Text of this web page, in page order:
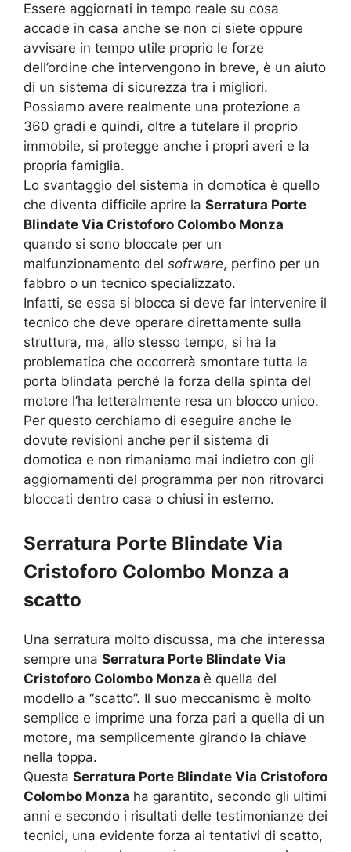
Essere aggiornati in tempo reale su cosa
accade in casa anche se non ci siete oppure
avvisare in tempo utile proprio le forze
dell’ordine che intervengono in breve, è un aiuto
di un sistema di sicurezza tra i migliori.
Possiamo avere realmente una protezione a
360 gradi e quindi, oltre a tutelare il proprio
immobile, si protegge anche i propri averi e la
propria famiglia.
Lo svantaggio del sistema in domotica è quello
che diventa difficile aprire la Serratura Porte
Blindate Via Cristoforo Colombo Monza
quando si sono bloccate per un
malfunzionamento del software, perfino per un
fabbro o un tecnico specializzato.
Infatti, se essa si blocca si deve far intervenire il
tecnico che deve operare direttamente sulla
struttura, ma, allo stesso tempo, si ha la
problematica che occorrerà smontare tutta la
porta blindata perché la forza della spinta del
motore l’ha letteralmente resa un blocco unico.
Per questo cerchiamo di eseguire anche le
dovute revisioni anche per il sistema di
domotica e non rimaniamo mai indietro con gli
aggiornamenti del programma per non ritrovarci
bloccati dentro casa o chiusi in esterno.
Serratura Porte Blindate Via
Cristoforo Colombo Monza a
scatto
Una serratura molto discussa, ma che interessa
sempre una Serratura Porte Blindate Via
Cristoforo Colombo Monza è quella del
modello a “scatto”. Il suo meccanismo è molto
semplice e imprime una forza pari a quella di un
motore, ma semplicemente girando la chiave
nella toppa.
Questa Serratura Porte Blindate Via Cristoforo
Colombo Monza ha garantito, secondo gli ultimi
anni e secondo i risultati delle testimonianze dei
tecnici, una evidente forza ai tentativi di scatto,